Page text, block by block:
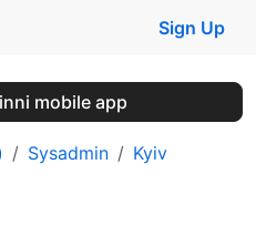
Sign Up
mobile app
Sysadmin Kyiv